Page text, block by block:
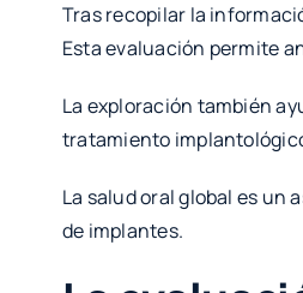
Tras recopilar la
Esta evaluación permite
La exploración también
tratamiento
La salud oral global es
de implantes.